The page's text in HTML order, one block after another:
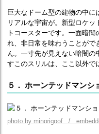
巨大なドーム型の建物の中に
リアルな宇宙が。新型ロケ
トコースターです。一面暗
れ、非日常を味わうことがで
ん。一寸先が見えない暗闇の
すこのスリルは、ここ以外で
５． ホーンテッドマンシ
photo by minorigoof /